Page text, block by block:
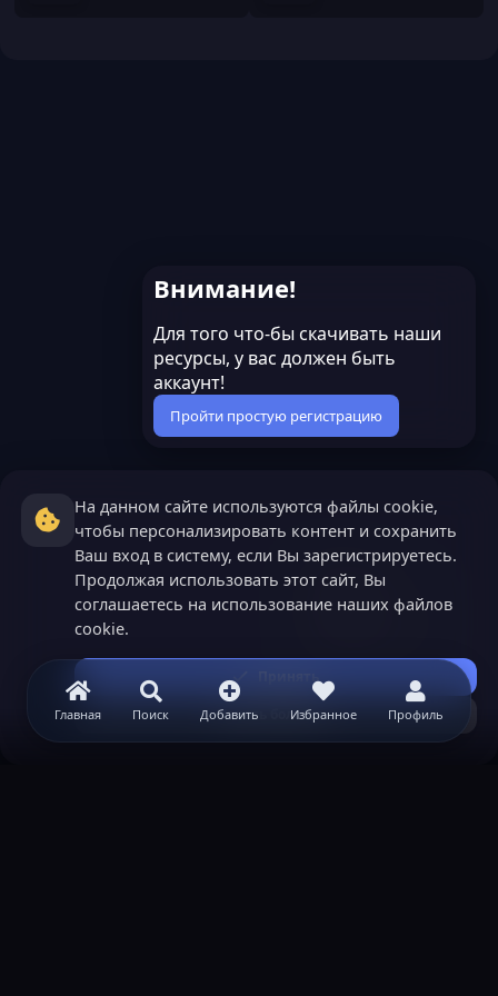
Главная Поиск Добавить Избранное Профиль
Внимание!
Для того что-бы скачивать наши
ресурсы, у вас должен быть
аккаунт!
Пройти простую регистрацию
На данном сайте используются файлы cookie,
чтобы персонализировать контент и сохранить
Ваш вход в систему, если Вы зарегистрируетесь.
Продолжая использовать этот сайт, Вы
соглашаетесь на использование наших файлов
cookie.
Принять
Узнать больше...